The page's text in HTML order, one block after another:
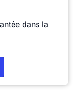
dans la